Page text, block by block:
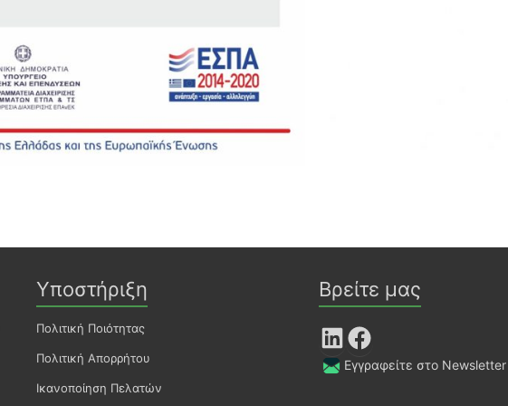
Υποστήριξη
Πολιτική Ποιότητας
Πολιτική Απορρήτου
Ικανοποίηση Πελατών
Βρείτε μας
LinkedIn Facebook
Εγγραφείτε στο